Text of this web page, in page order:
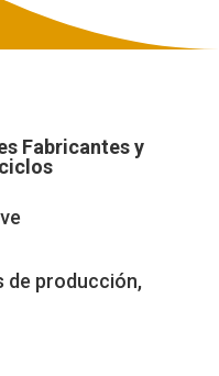
Fabricantes y
de producción,